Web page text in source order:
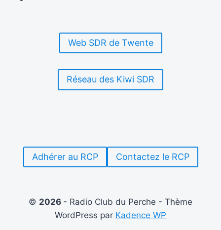
2024]
Web SDR de Twente
Réseau des Kiwi SDR
Adhérer au RCP Contactez le RCP
© 2026 - Radio Club du Perche - Thème
WordPress par Kadence WP